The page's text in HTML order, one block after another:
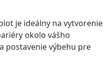
je ideálny na vytvorenie
okolo vášho
postavenie výbehu pre